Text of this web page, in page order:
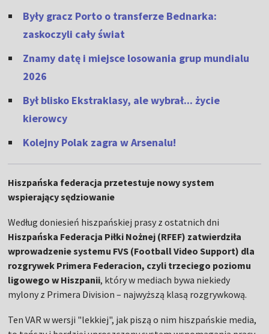
Były gracz Porto o transferze Bednarka:
zaskoczyli cały świat
Znamy datę i miejsce losowania grup mundialu
2026
Był blisko Ekstraklasy, ale wybrał... życie
kierowcy
Kolejny Polak zagra w Arsenalu!
Hiszpańska federacja przetestuje nowy system
wspierający sędziowanie
Według doniesień hiszpańskiej prasy z ostatnich dni
Hiszpańska Federacja Piłki Nożnej (RFEF) zatwierdziła
wprowadzenie systemu FVS (Football Video Support) dla
rozgrywek Primera Federacion, czyli trzeciego poziomu
ligowego w Hiszpanii, który w mediach bywa niekiedy
mylony z Primera Division – najwyższą klasą rozgrywkową.
Ten VAR w wersji "lekkiej", jak piszą o nim hiszpańskie media,